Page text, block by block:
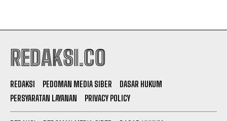
REDAKSI.CO
REDAKSI PEDOMAN MEDIA SIBER
DASAR HUKUM
PERSYARATAN LAYANAN
PRIVACY POLICY